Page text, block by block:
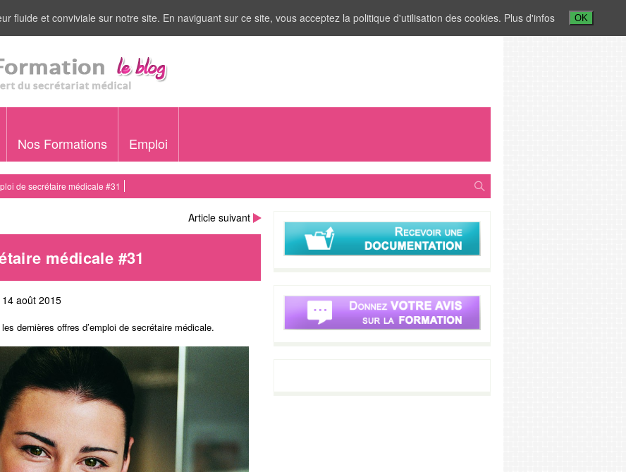
Nos Formations Emploi
de secrétaire médicale #31
Article suivant
médicale #31
août 2015
dernières offres d’emploi de secrétaire médicale.
fluide et conviviale sur notre site. En naviguant sur ce site, vous acceptez la politique d'utilisation des cookies. Plus d'infos OK